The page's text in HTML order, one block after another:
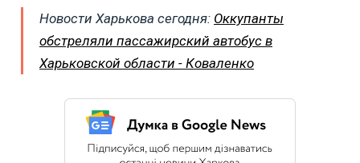
Новости Харькова сегодня: Оккупанты
обстреляли пассажирский автобус в
Харьковской области - Коваленко